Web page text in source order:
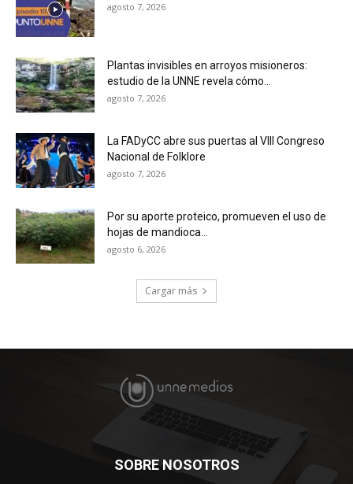
agosto 7, 2026
Plantas invisibles en arroyos misioneros:
estudio de la UNNE revela cómo...
agosto 7, 2026
La FADyCC abre sus puertas al VIII Congreso
Nacional de Folklore
agosto 7, 2026
Por su aporte proteico, promueven el uso de
hojas de mandioca...
agosto 6, 2026
Cargar más
SOBRE NOSOTROS